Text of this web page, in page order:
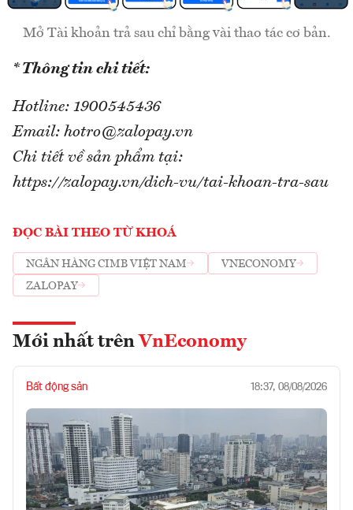
Mở Tài khoản trả sau chỉ bằng vài thao tác cơ bản.
* Thông tin chi tiết:
Hotline: 1900545436
Email: hotro@zalopay.vn
Chi tiết về sản phẩm tại:
https://zalopay.vn/dich-vu/tai-khoan-tra-sau
ĐỌC BÀI THEO TỪ KHOÁ
NGÂN HÀNG CIMB VIỆT NAM
VNECONOMY
ZALOPAY
Mới nhất trên VnEconomy
Bất động sản 18:37, 08/08/2026